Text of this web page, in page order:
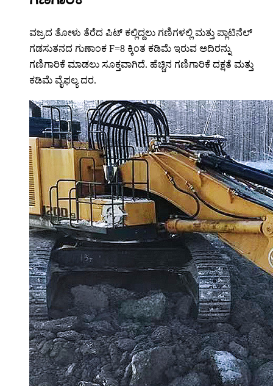
ವಜ್ರದ ತೋಳು ತೆರೆದ ಪಿಟ್ ಕಲ್ಲಿದ್ದಲು ಗಣಿಗಳಲ್ಲಿ ಮತ್ತು ಪ್ಲಾಟಿನೆಲ್
ಗಡಸುತನದ ಗುಣಾಂಕ F=8 ಕ್ಕಿಂತ ಕಡಿಮೆ ಇರುವ ಅದಿರನ್ನು
ಗಣಿಗಾರಿಕೆ ಮಾಡಲು ಸೂಕ್ತವಾಗಿದೆ. ಹೆಚ್ಚಿನ ಗಣಿಗಾರಿಕೆ ದಕ್ಷತೆ ಮತ್ತು
ಕಡಿಮೆ ವೈಫಲ್ಯ ದರ.